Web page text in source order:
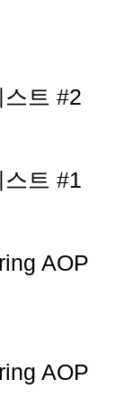
트 #2
트 #1
AOP
AOP